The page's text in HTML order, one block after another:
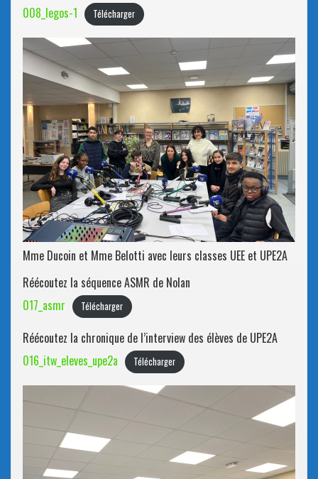
008_legos-1
Télécharger
Mme Ducoin et Mme Belotti avec leurs classes UEE et UPE2A
Réécoutez la séquence ASMR de Nolan
017_asmr
Télécharger
Réécoutez la chronique de l’interview des élèves de UPE2A
016_itw_eleves_upe2a
Télécharger